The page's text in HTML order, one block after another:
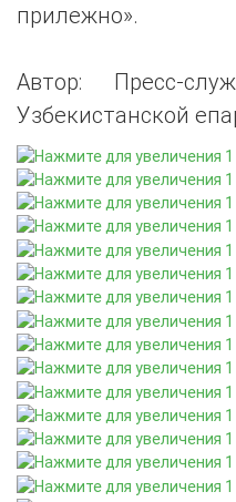
прилежно».
Автор: Пресс-
Узбекистанской